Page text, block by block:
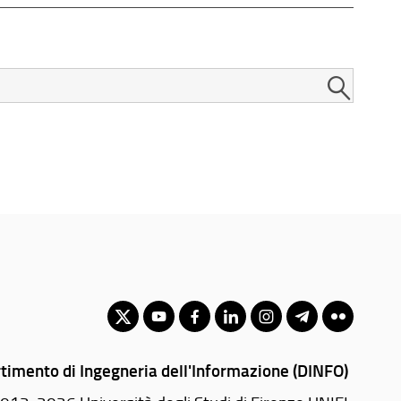
di Ingegneria dell'Informazione (DINFO)